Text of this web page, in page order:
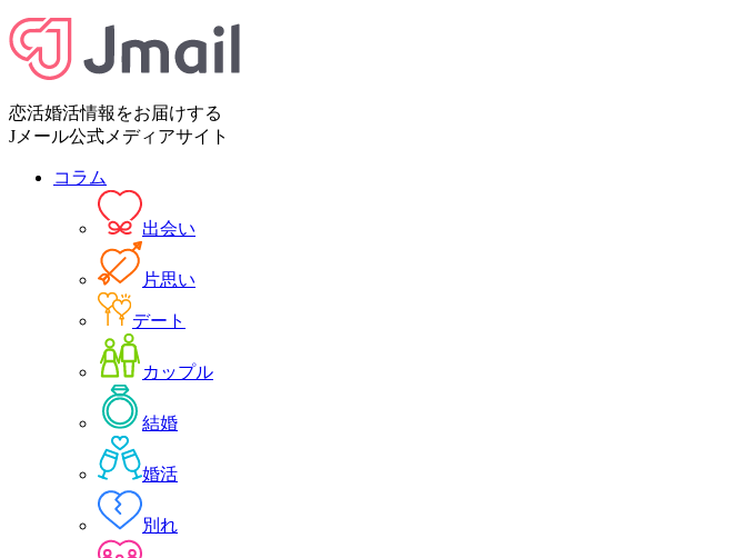
恋活婚活情報をお届けする
Jメール公式メディアサイト
コラム
出会い
片思い
デート
カップル
結婚
婚活
別れ